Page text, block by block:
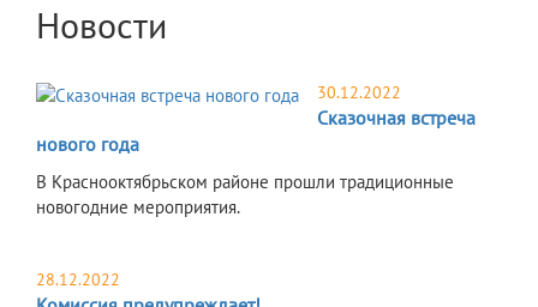
Новости
30.12.2022
Сказочная встреча
нового года
В Краснооктябрьском районе прошли традиционные
новогодние мероприятия.
28.12.2022